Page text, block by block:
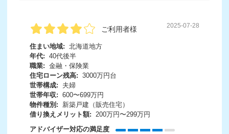
ご利用者様 2025-07-28
住まい地域: 北海道地方
年代: 40代後半
職業: 金融・保険業
住宅ローン残高: 3000万円台
世帯構成:
夫婦
世帯年収: 600〜699万円
物件種別:
新築戸建（販売住宅）
借り換えメリット額:
200万円〜299万円
アドバイザー対応の満足度